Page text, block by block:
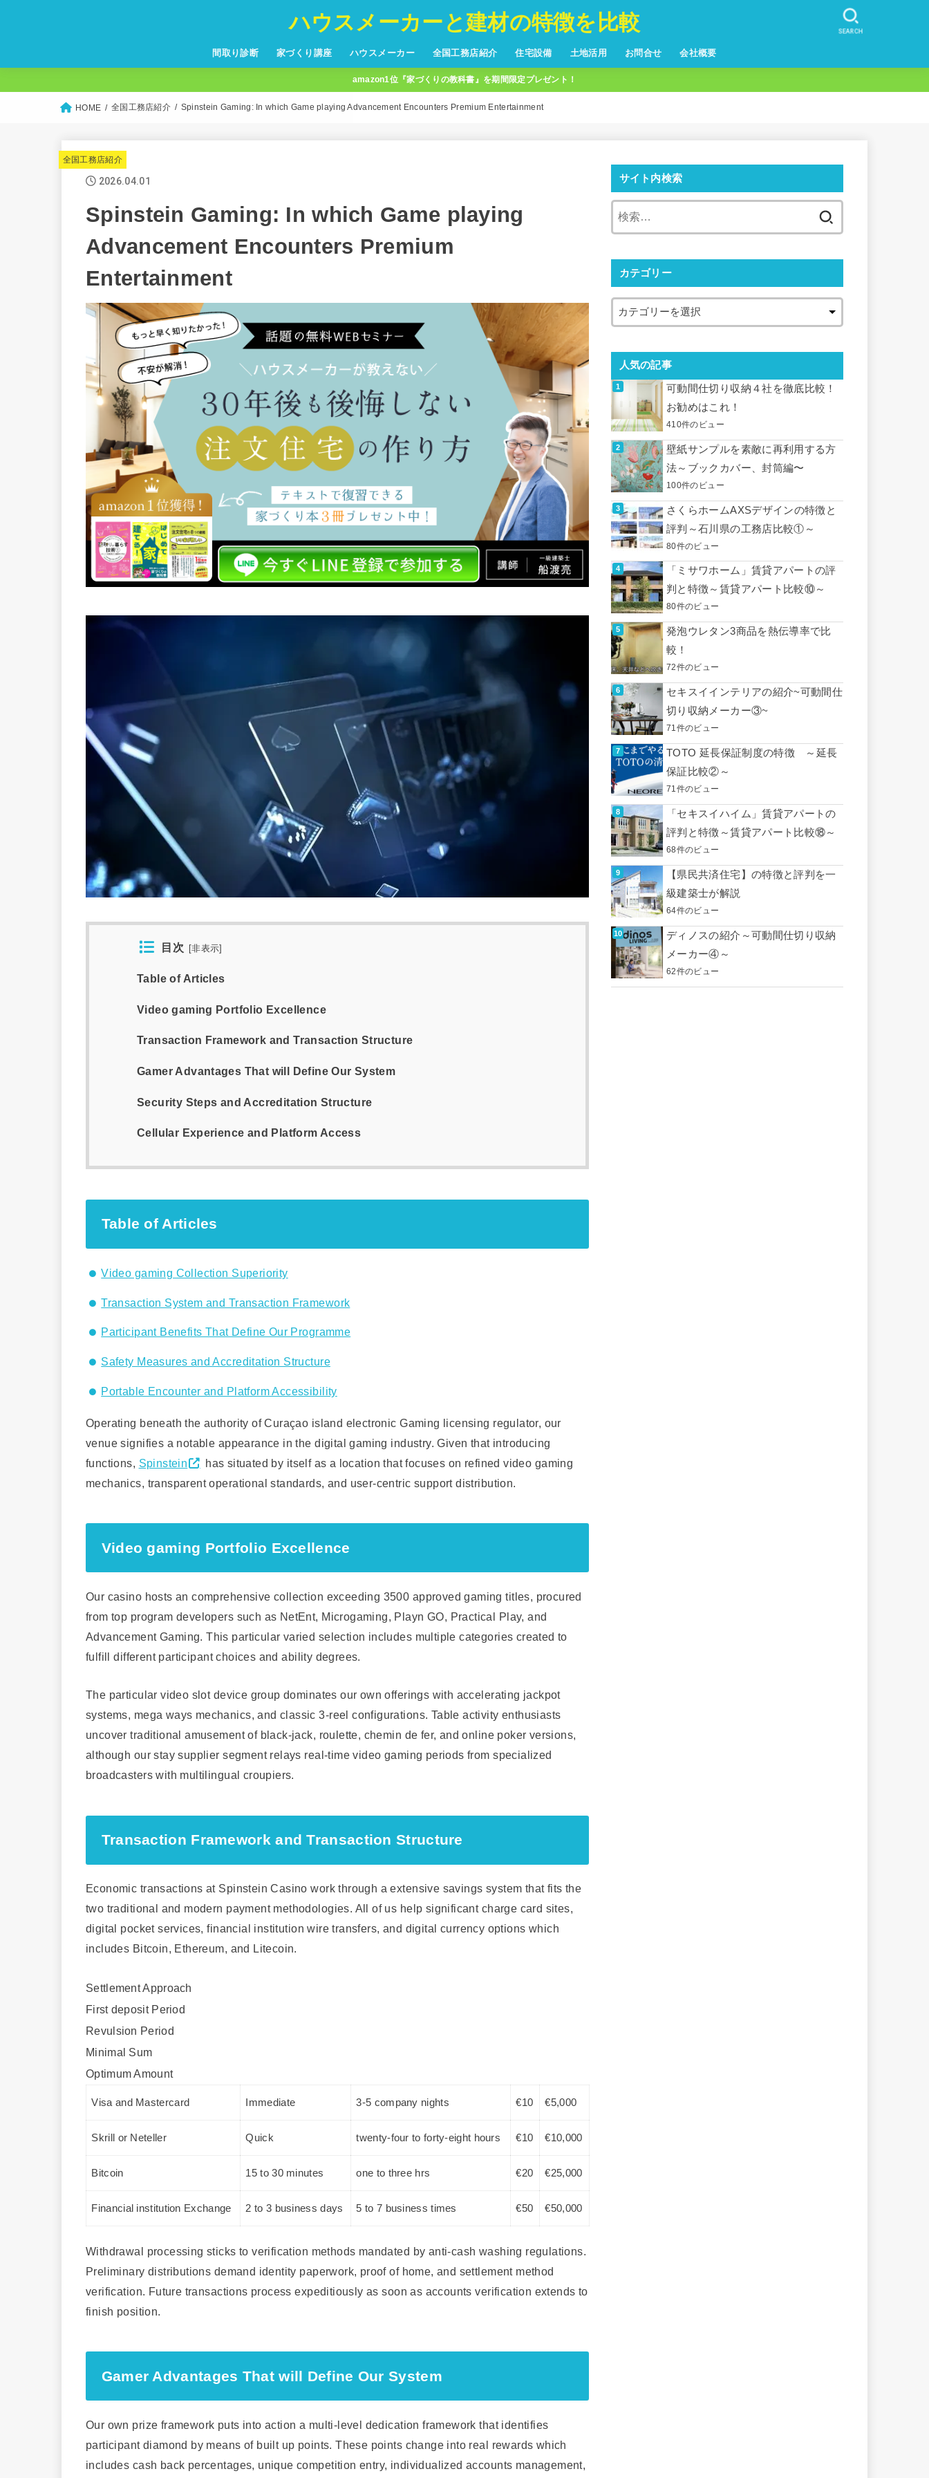
ハウスメーカーと建材の特徴を比較
間取り診断 家づくり講座 ハウスメーカー
ハウスメーカー５０社比較
主婦が選ぶ！シリーズ
フランチャイズ
全国工務店紹介
北海道
東北
中部
関東
近畿
中国
四国
九州
沖縄
住宅設備
玄関ドア
サッシ
室内ドア
フローリング
内装仕上材
収納
キッチン
システムバス
洗面化粧台
トイレ
全館空調
換気システム
床暖房
暖房機器
延長保証
土地活用
アパート
お問合せ 会社概要
SEARCH
amazon1位『家づくりの教科書』を期間限定プレゼント！
HOME 全国工務店紹介 Spinstein Gaming: In which Game playing Advancement Encounters Premium Entertainment
全国工務店紹介
2026.04.01
Spinstein Gaming: In which Game playing
Advancement Encounters Premium
Entertainment
目次 [非表示
Table of Articles
Video gaming Portfolio Excellence
Transaction Framework and Transaction Structure
Gamer Advantages That will Define Our System
Security Steps and Accreditation Structure
Cellular Experience and Platform Access
Table of Articles
Video gaming Collection Superiority
Transaction System and Transaction Framework
Participant Benefits That Define Our Programme
Safety Measures and Accreditation Structure
Portable Encounter and Platform Accessibility
Operating beneath the authority of Curaçao island electronic Gaming licensing regulator, our
venue signifies a notable appearance in the digital gaming industry. Given that introducing
functions, Spinstein
has situated by itself as a location that focuses on refined video gaming
mechanics, transparent operational standards, and user-centric support distribution.
Video gaming Portfolio Excellence
Our casino hosts an comprehensive collection exceeding 3500 approved gaming titles, procured
from top program developers such as NetEnt, Microgaming, Playn GO, Practical Play, and
Advancement Gaming. This particular varied selection includes multiple categories created to
fulfill different participant choices and ability degrees.
The particular video slot device group dominates our own offerings with accelerating jackpot
systems, mega ways mechanics, and classic 3-reel configurations. Table activity enthusiasts
uncover traditional amusement of black-jack, roulette, chemin de fer, and online poker versions,
although our stay supplier segment relays real-time video gaming periods from specialized
broadcasters with multilingual croupiers.
Transaction Framework and Transaction Structure
Economic transactions at Spinstein Casino work through a extensive savings system that fits the
two traditional and modern payment methodologies. All of us help significant charge card sites,
digital pocket services, financial institution wire transfers, and digital currency options which
includes Bitcoin, Ethereum, and Litecoin.
Settlement Approach
First deposit Period
Revulsion Period
Minimal Sum
Optimum Amount
Visa and Mastercard Immediate 3-5 company nights €10 €5,000
Skrill or Neteller Quick twenty-four to forty-eight hours €10 €10,000
Bitcoin 15 to 30 minutes one to three hrs €20 €25,000
Financial institution Exchange 2 to 3 business days 5 to 7 business times €50 €50,000
Withdrawal processing sticks to verification methods mandated by anti-cash washing regulations.
Preliminary distributions demand identity paperwork, proof of home, and settlement method
verification. Future transactions process expeditiously as soon as accounts verification extends to
finish position.
Gamer Advantages That will Define Our System
Our own prize framework puts into action a multi-level dedication framework that identifies
participant diamond by means of built up points. These points change into real rewards which
includes cash back percentages, unique competition entry, individualized accounts management,
サイト内検索
カテゴリー
人気の記事
可動間仕切り収納４社を徹底比較！
お勧めはこれ！
410件のビュー
壁紙サンプルを素敵に再利用する方
法～ブックカバー、封筒編〜
100件のビュー
さくらホームAXSデザインの特徴と
評判～石川県の工務店比較①～
80件のビュー
「ミサワホーム」賃貸アパートの評
判と特徴～賃貸アパート比較⑩～
80件のビュー
発泡ウレタン3商品を熱伝導率で比
較！
72件のビュー
セキスイインテリアの紹介~可動間仕
切り収納メーカー③~
71件のビュー
TOTO 延長保証制度の特徴 ～延長
保証比較②～
71件のビュー
「セキスイハイム」賃貸アパートの
評判と特徴～賃貸アパート比較⑱～
68件のビュー
【県民共済住宅】の特徴と評判を一
級建築士が解説
64件のビュー
ディノスの紹介～可動間仕切り収納
メーカー④～
62件のビュー